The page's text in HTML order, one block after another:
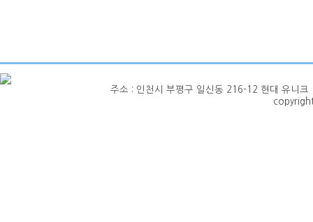
주소 : 인천시 부평구 일신동 216-12 현대 유니